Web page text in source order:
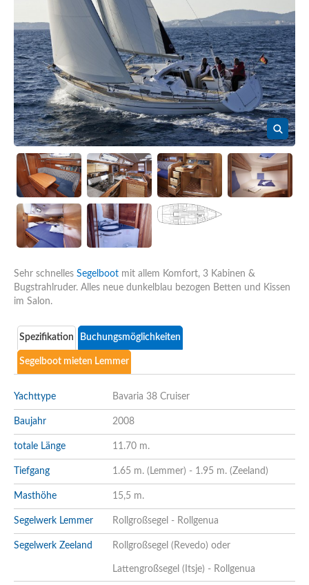
Sehr schnelles Segelboot mit allem Komfort, 3 Kabinen &
Bugstrahlruder. Alles neue dunkelblau bezogen Betten und Kissen
im Salon.
Spezifikation Buchungsmöglichkeiten
Segelboot mieten Lemmer
Yachttype Bavaria 38 Cruiser
Baujahr 2008
totale Länge 11.70 m.
Tiefgang 1.65 m. (Lemmer) - 1.95 m. (Zeeland)
Masthöhe 15,5 m.
Segelwerk Lemmer Rollgroßsegel - Rollgenua
Segelwerk Zeeland Rollgroßsegel (Revedo) oder
Lattengroßsegel (Itsje) - Rollgenua